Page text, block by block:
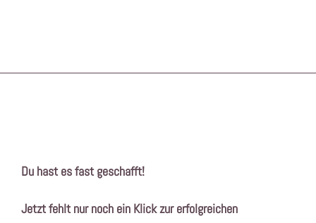
Du hast es fast geschafft!
Jetzt fehlt nur noch ein Klick zur erfolgreichen